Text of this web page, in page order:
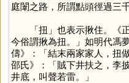
庭闈之路，所謂點頭徑過三
「 扭 」也表示揪住。《
今俗謂揪為扭。」如明代馮
儔》：「結末兩家家人，扭
邵氏》：「賊下井扶之，李
井底，叫聲若雷。」